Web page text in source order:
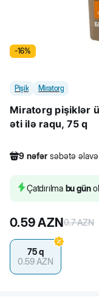
-16%
Pişik Miratorg
Miratorg pişiklər
əti ilə raqu, 75 q
9 nəfər səbətə
26 nəfər məhsulu
Çatdırılma bu gün
0.59AZN0.7AZN
75 q
0.59AZN